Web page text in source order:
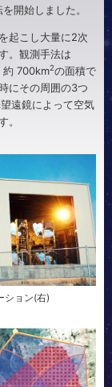
開始しました。
起こし大量に2次
。観測手法は
約 700km2の面積で
にその周囲の3つ
遠鏡によって空気
。
ション(右)